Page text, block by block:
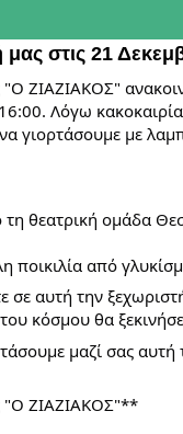
μας στις 21
ΖΙΑΖΙΑΚΟΣ"
Λόγω
γιορτάσουμε με
θεατρική ομάδα
ποικιλία από
αυτή την
κόσμου θα
μαζί σας
"Ο ΖΙΑΖΙΑΚΟΣ"**